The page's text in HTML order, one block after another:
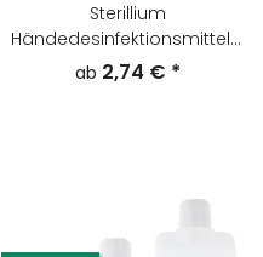
Sterillium
Händedesinfektionsmittel -
Größe wählbar-
ab 2,74 € *